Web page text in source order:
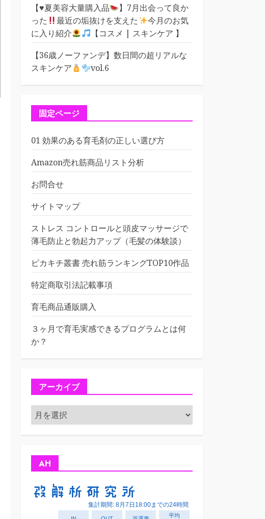
【♥️夏美容大量購入品
】7月出会って良か
った
最近の垢抜けを支えた
今月のお気
に入り紹介
【コスメ | スキンケア 】
【36歳ノーファンデ】数日間の超リアルな
スキンケア
vol.6
固定ページ
01 効果のある育毛剤の正しい選び方
Amazon売れ筋商品リスト分析
お問合せ
サイトマップ
ストレス コントロールと頭皮マッサージで
薄毛防止と勃起力アップ（毛髪の体験談）
ピカキチ叢書 売れ筋ランキングTOP10作品
特定商取引法記載事項
育毛商品通販購入
３ヶ月で育毛実感できるプログラムとは何
か？
アーカイブ
ア
ー
カ
AH